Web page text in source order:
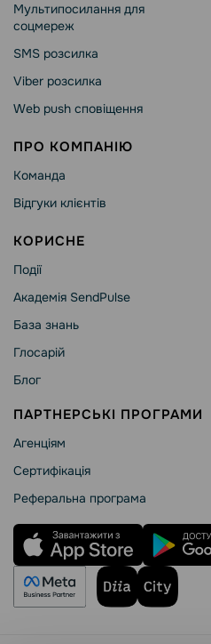
Мультипосилання для
соцмереж
SMS розсилка
Viber розсилка
Web push сповіщення
ПРО КОМПАНІЮ
Команда
Відгуки клієнтів
КОРИСНЕ
Події
Академія SendPulse
База знань
Глосарій
Блог
ПАРТНЕРСЬКІ ПРОГРАМИ
Агенціям
Сертифікація
Реферальна програма